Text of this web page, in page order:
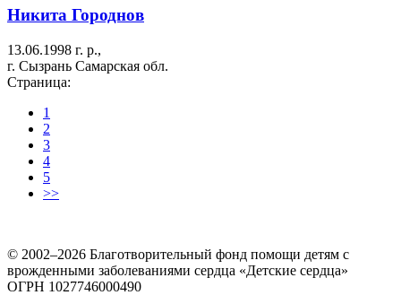
Никита Городнов
13.06.1998 г. р.,
г. Сызрань Самарская обл.
Страница:
1
2
3
4
5
>>
© 2002–2026 Благотворительный фонд помощи детям с
врожденными заболеваниями сердца «Детские сердца»
ОГРН 1027746000490